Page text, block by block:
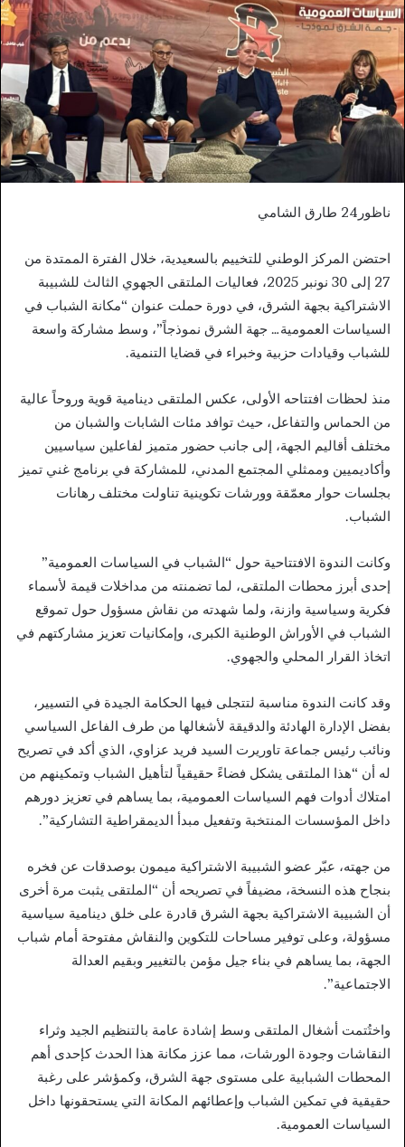
ناظور24 طارق الشامي
احتضن المركز الوطني للتخييم بالسعيدية، خلال الفترة الممتدة من
27 إلى 30 نونبر 2025، فعاليات الملتقى الجهوي الثالث للشبيبة
الاشتراكية بجهة الشرق، في دورة حملت عنوان “مكانة الشباب في
السياسات العمومية… جهة الشرق نموذجاً”، وسط مشاركة واسعة
للشباب وقيادات حزبية وخبراء في قضايا التنمية.
منذ لحظات افتتاحه الأولى، عكس الملتقى دينامية قوية وروحاً عالية
من الحماس والتفاعل، حيث توافد مئات الشابات والشبان من
مختلف أقاليم الجهة، إلى جانب حضور متميز لفاعلين سياسيين
وأكاديميين وممثلي المجتمع المدني، للمشاركة في برنامج غني تميز
بجلسات حوار معمّقة وورشات تكوينية تناولت مختلف رهانات
الشباب.
وكانت الندوة الافتتاحية حول “الشباب في السياسات العمومية”
إحدى أبرز محطات الملتقى، لما تضمنته من مداخلات قيمة لأسماء
فكرية وسياسية وازنة، ولما شهدته من نقاش مسؤول حول تموقع
الشباب في الأوراش الوطنية الكبرى، وإمكانيات تعزيز مشاركتهم في
اتخاذ القرار المحلي والجهوي.
وقد كانت الندوة مناسبة لتتجلى فيها الحكامة الجيدة في التسيير،
بفضل الإدارة الهادئة والدقيقة لأشغالها من طرف الفاعل السياسي
ونائب رئيس جماعة تاوريرت السيد فريد عزاوي، الذي أكد في تصريح
له أن “هذا الملتقى يشكل فضاءً حقيقياً لتأهيل الشباب وتمكينهم من
امتلاك أدوات فهم السياسات العمومية، بما يساهم في تعزيز دورهم
داخل المؤسسات المنتخبة وتفعيل مبدأ الديمقراطية التشاركية”.
من جهته، عبّر عضو الشبيبة الاشتراكية ميمون بوصدقات عن فخره
بنجاح هذه النسخة، مضيفاً في تصريحه أن “الملتقى يثبت مرة أخرى
أن الشبيبة الاشتراكية بجهة الشرق قادرة على خلق دينامية سياسية
مسؤولة، وعلى توفير مساحات للتكوين والنقاش مفتوحة أمام شباب
الجهة، بما يساهم في بناء جيل مؤمن بالتغيير وبقيم العدالة
الاجتماعية”.
واختُتمت أشغال الملتقى وسط إشادة عامة بالتنظيم الجيد وثراء
النقاشات وجودة الورشات، مما عزز مكانة هذا الحدث كإحدى أهم
المحطات الشبابية على مستوى جهة الشرق، وكمؤشر على رغبة
حقيقية في تمكين الشباب وإعطائهم المكانة التي يستحقونها داخل
السياسات العمومية.